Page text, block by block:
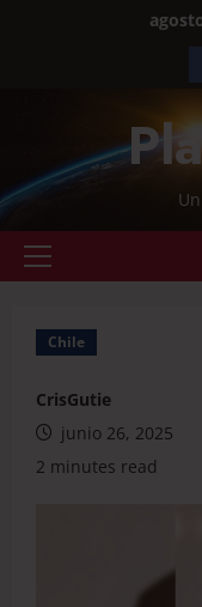
Chile
CrisGutie
junio 26, 2025
2 minutes read